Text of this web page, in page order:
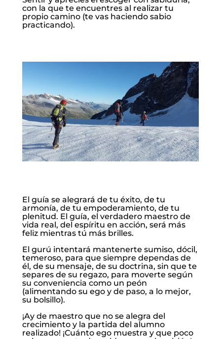
con la que te encuentres al realizar tu
propio camino (te vas haciendo sabio
practicando).
El guía se alegrará de tu éxito, de tu
armonía, de tu empoderamiento, de tu
plenitud. El guía, el verdadero maestro de
vida real, del espíritu en acción, será más
feliz mientras tú más brilles.
El gurú intentará mantenerte sumiso, dócil,
temeroso, para que siempre dependas de
él, de su mensaje, de su doctrina, sin que te
separes de su regazo, para moverte según
su conveniencia como un peón
(alimentando su ego y de paso, a lo mejor,
su bolsillo).
¡Ay de maestro que no se alegra del
crecimiento y la partida del alumno
realizado! ¡Cuánto ego muestra y que poco